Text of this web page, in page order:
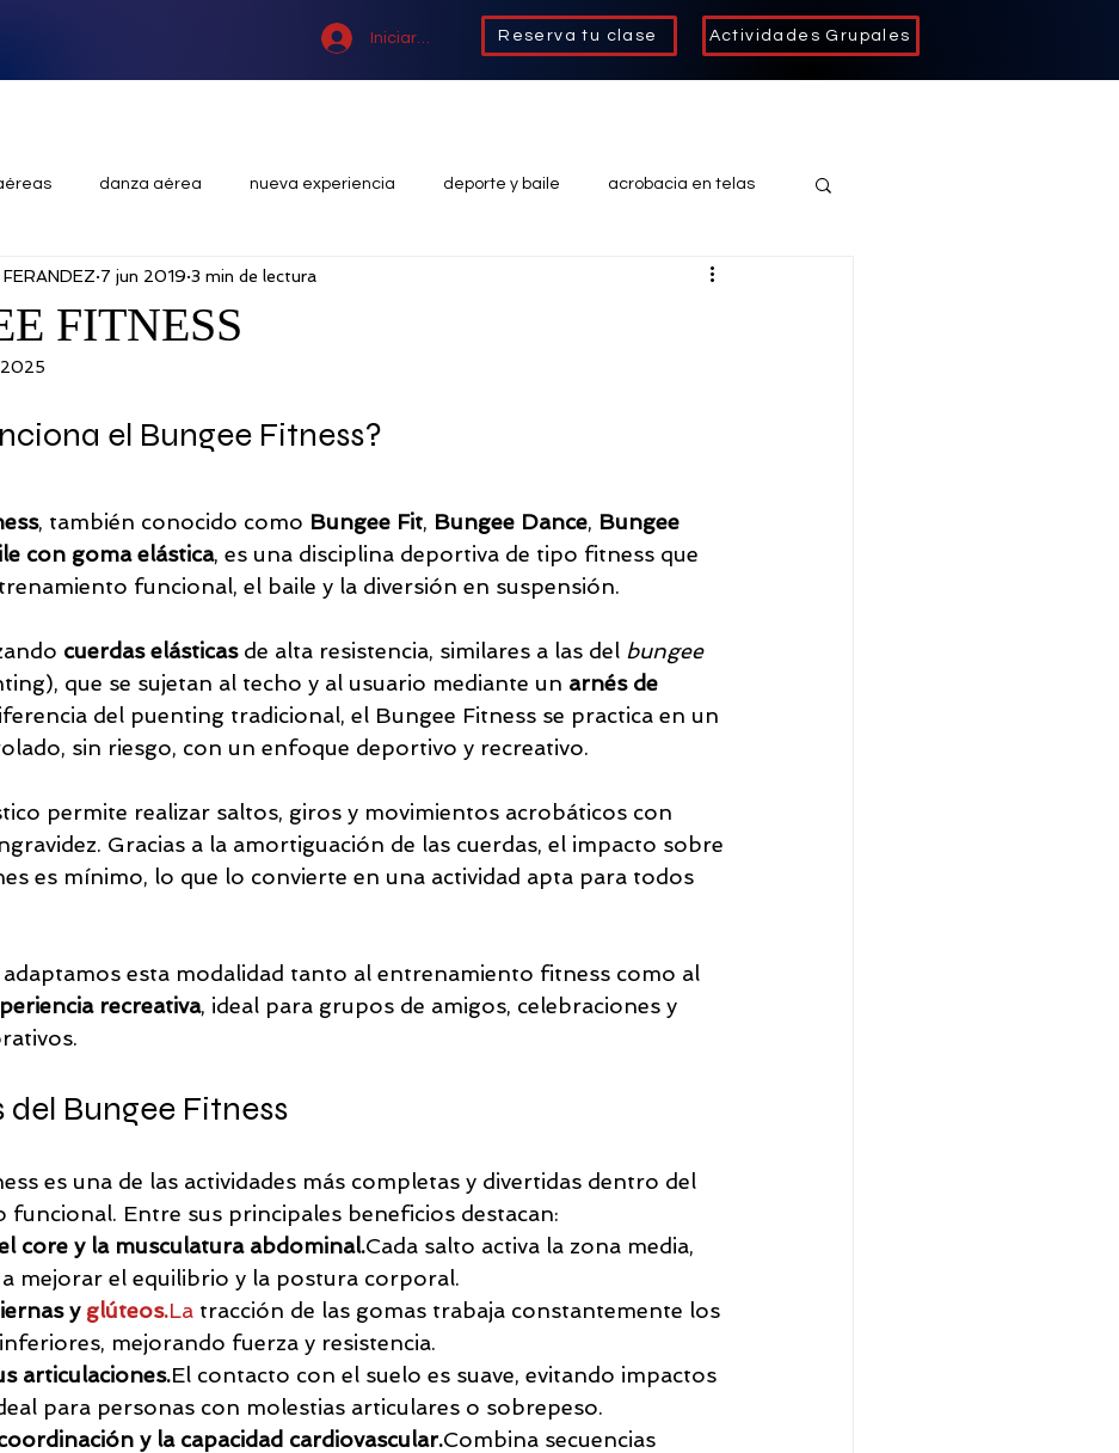
Iniciar sesión Reserva tu clase Actividades Grupales
danza aérea nueva experiencia deporte y baile acrobacia en telas
straps aéreos cintas aéreas
experiencias grupales
FITNESS
7 jun 2019 3 min de lectura
el Bungee Fitness?
, también conocido como Bungee Fit, Bungee Dance, Bungee
con goma elástica, es una disciplina deportiva de tipo fitness que
funcional, el baile y la diversión en suspensión.
cuerdas elásticas de alta resistencia, similares a las del bungee
que se sujetan al techo y al usuario mediante un arnés de
del puenting tradicional, el Bungee Fitness se practica en un
sin riesgo, con un enfoque deportivo y recreativo.
permite realizar saltos, giros y movimientos acrobáticos con
Gracias a la amortiguación de las cuerdas, el impacto sobre
es mínimo, lo que lo convierte en una actividad apta para todos
adaptamos esta modalidad tanto al entrenamiento fitness como al
recreativa, ideal para grupos de amigos, celebraciones y
del Bungee Fitness
es una de las actividades más completas y divertidas dentro del
funcional. Entre sus principales beneficios destacan:
core y la musculatura abdominal.Cada salto activa la zona media,
mejorar el equilibrio y la postura corporal.
y glúteos.La tracción de las gomas trabaja constantemente los
mejorando fuerza y resistencia.
articulaciones.El contacto con el suelo es suave, evitando impactos
para personas con molestias articulares o sobrepeso.
y la capacidad cardiovascular.Combina secuencias